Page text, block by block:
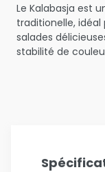
Le Kalabasja est
traditionelle,
salades
stabilité de